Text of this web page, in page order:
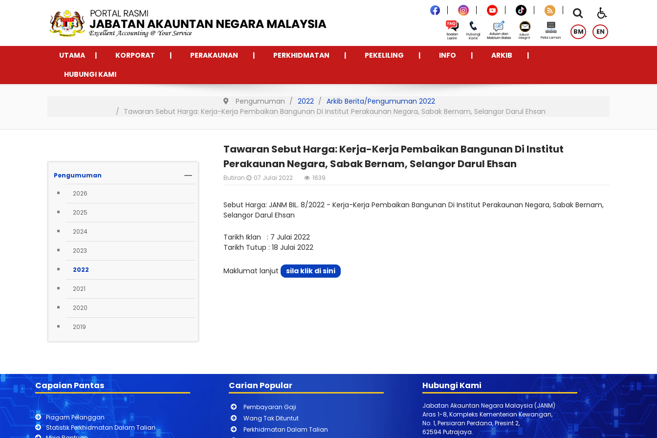
BM EN
UTAMA KORPORAT PERAKAUNAN PERKHIDMATAN PEKELILING INFO
ARKIB
HUBUNGI KAMI
Pengumuman 2022
Arkib Berita/Pengumuman 2022
Tawaran Sebut Harga: Kerja-Kerja Pembaikan Bangunan Di Institut Perakaunan Negara, Sabak Bernam, Selangor Darul Ehsan
Pengumuman
2026
2025
2024
2023
2022
2021
2020
2019
Tawaran Sebut Harga: Kerja-Kerja Pembaikan Bangunan Di Institut
Perakaunan Negara, Sabak Bernam, Selangor Darul Ehsan
Butiran 07 Julai 2022 1639
Sebut Harga: JANM BIL. 8/2022 - Kerja-Kerja Pembaikan Bangunan Di Institut Perakaunan Negara, Sabak Bernam,
Selangor Darul Ehsan
Tarikh Iklan : 7 Julai 2022
Tarikh Tutup : 18 Julai 2022
Maklumat lanjut sila klik di sini
Capaian Pantas
Piagam Pelanggan
Statistik Perkhidmatan Dalam Talian
Carian Popular
Pembayaran Gaji
Wang Tak Dituntut
Perkhidmatan Dalam Talian
Hubungi Kami
Jabatan Akauntan Negara Malaysia (JANM)
Aras 1-8, Kompleks Kementerian Kewangan,
No. 1, Persiaran Perdana, Presint 2,
62594 Putrajaya.